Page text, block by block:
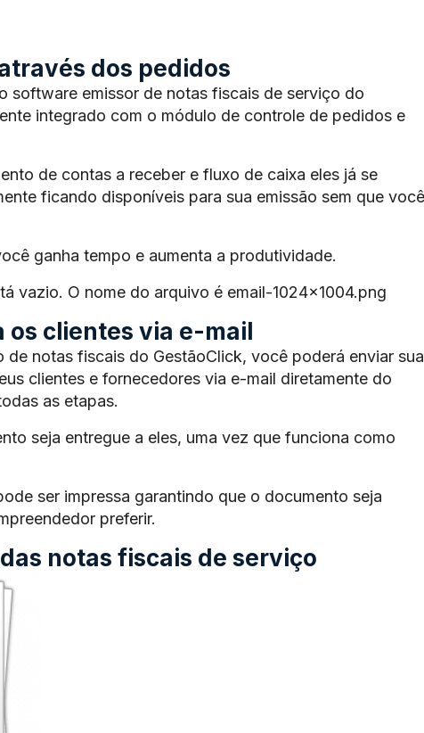
dos pedidos
software emissor de notas fiscais de serviço do
integrado com o módulo de controle de pedidos e
de contas a receber e fluxo de caixa eles já se
ficando disponíveis para sua emissão sem que você
ganha tempo e aumenta a produtividade.
vazio. O nome do arquivo é email-1024×1004.png
os clientes via e-mail
de notas fiscais do GestãoClick, você poderá enviar
clientes e fornecedores via e-mail diretamente do
as etapas.
seja entregue a eles, uma vez que funciona como
ser impressa garantindo que o documento seja
preferir.
notas fiscais de serviço